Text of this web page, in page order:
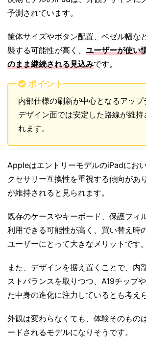
予測されています。
筐体サイズやボタン配置、ベゼル幅な
襲する可能性が高く、 ユーザーが使い
のまま継続される見込みです。
ポイント
内部仕様の刷新が中心となるアップ
デザイン面では安定した路線が維持
れます。
AppleはエントリーモデルのiPadにお
クセサリー互換性を重視する傾向があ
が維持されると見られます。
既存のケースやキーボード、保護フィ
利用できる可能性が高く、買い替え時
ユーザーにとって大きなメリットです。
また、デザインを据え置くことで、内
ストバランスを取りつつ、A19チップ
た中身の進化に注力しているとも考え
外観は変わらなくても、体験そのもの
ードされるモデルになりそうです。